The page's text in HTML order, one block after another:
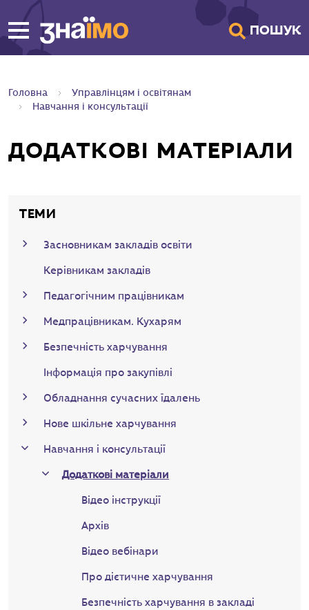
ПЕРЕЙТИ ДО
ГОЛОВНОГО
ПОШУК
Головна
Управлінцям і освітянам
Навчання і консультації
ДОДАТКОВІ МАТЕРІАЛИ
ТЕМИ
Засновникам закладів освіти
Керівникам закладів
Педагогічним працівникам
Медпрацівникам. Кухарям
Безпечність харчування
Інформація про закупівлі
Обладнання сучасних їдалень
Нове шкільне харчування
Навчання і консультації
Додаткові матеріали
Відео інструкції
Архів
Відео вебінари
Про дієтичне харчування
Безпечність харчування в закладі